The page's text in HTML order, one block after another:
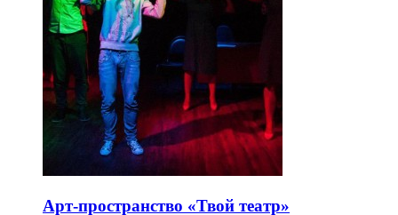
Арт-пространство «Твой театр»